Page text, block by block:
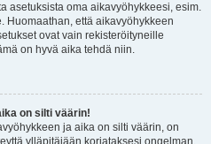
asetuksista oma aikavyöhykkeesi, esim.
Huomaathan, että aikavyöhykkeen
ovat vain rekisteröityneille
on hyvä aika tehdä niin.
on silti väärin!
ja aika on silti väärin, on
ylläpitäjään korjataksesi ongelman.